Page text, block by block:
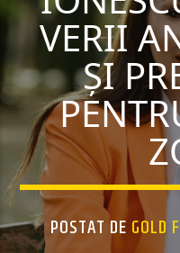
VERII
ȘI
POSTAT DE GOLD